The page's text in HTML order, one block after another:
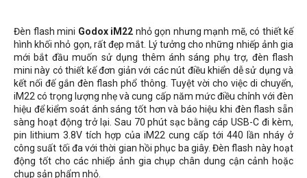
Đèn flash mini Godox iM22 nhỏ gọn nhưng mạnh mẽ, có thiết kế
hình khối nhỏ gọn, rất đẹp mắt. Lý tưởng cho những nhiếp ảnh gia
mới bắt đầu muốn sử dụng thêm ánh sáng phụ trợ, đèn flash
mini này có thiết kế đơn giản với các nút điều khiển dễ sử dụng và
kết nối đế gắn đèn flash phổ thông. Tuyệt vời cho việc di chuyển,
iM22 có trọng lượng nhẹ và cung cấp năm mức điều chỉnh với đèn
hiệu để kiểm soát ánh sáng tốt hơn và báo hiệu khi đèn flash sẵn
sàng hoạt động trở lại. Sau 70 phút sạc bằng cáp USB-C đi kèm,
pin lithium 3.8V tích hợp của iM22 cung cấp tới 440 lần nháy ở
công suất tối đa với thời gian hồi phục ba giây. Đèn flash này hoạt
động tốt cho các nhiếp ảnh gia chụp chân dung cận cảnh hoặc
chụp sản phẩm nhỏ.